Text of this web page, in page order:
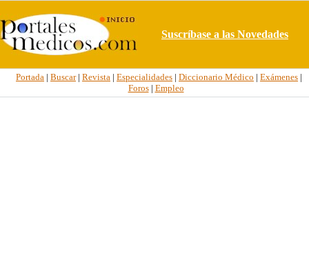
Suscríbase a las Novedades
Portada | Buscar| Revista | Especialidades | Diccionario Médico | Exámenes |
Foros| Empleo